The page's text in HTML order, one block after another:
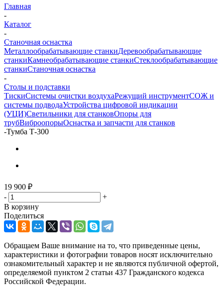
Главная
-
Каталог
-
Станочная оснастка
Металлообрабатывающие станкиДеревообрабатывающие
станкиКамнеобрабатывающие станкиСтеклообрабатывающие
станкиСтаночная оснастка
-
Столы и подставки
ТискиСистемы очистки воздухаРежущий инструментСОЖ и
системы подводаУстройства цифровой индикации
(УЦИ)Светильники для станковОпоры для
трубВиброопорыОснастка и запчасти для станков
-Тумба Т-300
19 900 ₽
-
+
В корзину
Поделиться
Обращаем Ваше внимание на то, что приведенные цены,
характеристики и фотографии товаров носят исключительно
ознакомительный характер и не являются публичной офертой,
определяемой пунктом 2 статьи 437 Гражданского кодекса
Российской Федерации.